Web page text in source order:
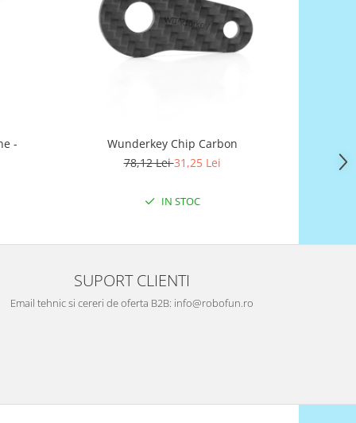
-
Wunderkey Chip Carbon
78,12 Lei31,25 Lei
IN STOC
SUPORT CLIENTI
Email tehnic si cereri de oferta B2B: info@robofun.ro